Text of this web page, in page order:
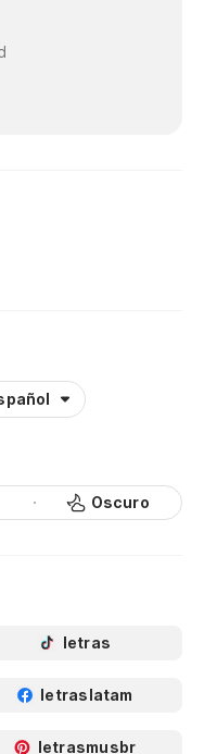
Oscuro
letras
letraslatam
letrasmusbr